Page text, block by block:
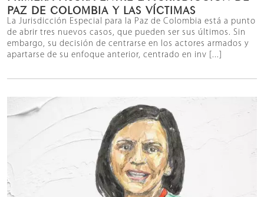
PAZ DE COLOMBIA Y LAS VÍCTIMAS
La Jurisdicción Especial para la Paz de Colombia está a punto
de abrir tres nuevos casos, que pueden ser sus últimos. Sin
embargo, su decisión de centrarse en los actores armados y
apartarse de su enfoque anterior, centrado en inv [...]